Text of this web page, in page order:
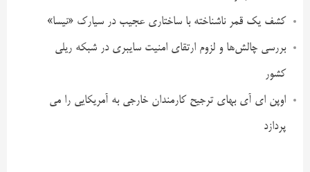
کشف یک قمر ناشناخته با ساختاری عجیب در سیارک «نیسا»
بررسی چالش‌ها و لزوم ارتقای امنیت سایبری در شبکه ریلی
کشور
اوپن ای آی بهای ترجیح کارمندان خارجی به آمریکایی را می
پردازد